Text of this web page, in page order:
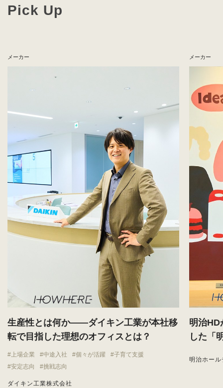
Pick Up
メーカー
生産性とは何か——ダイキン工業が本社移
転で目指した理想のオフィスとは？
上場企業 中途入社 個々が活躍
子育て支援
安定志向
挑戦志向
ダイキン工業株式会社
メーカー
明治HD
した「
明治ホー